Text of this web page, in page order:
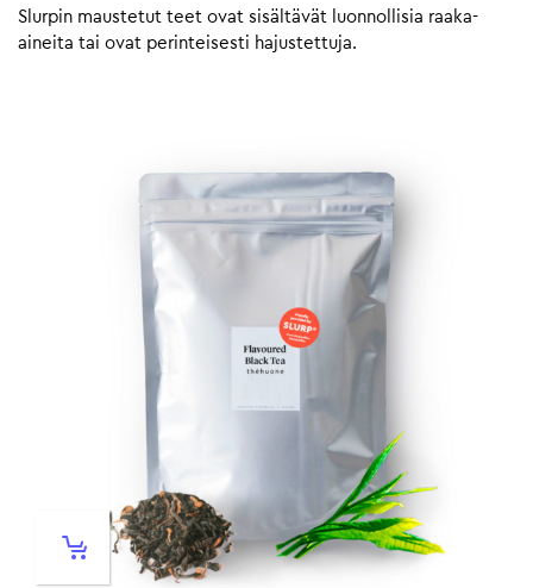
Slurpin maustetut teet ovat sisältävät luonnollisia raaka-
aineita tai ovat perinteisesti hajustettuja.